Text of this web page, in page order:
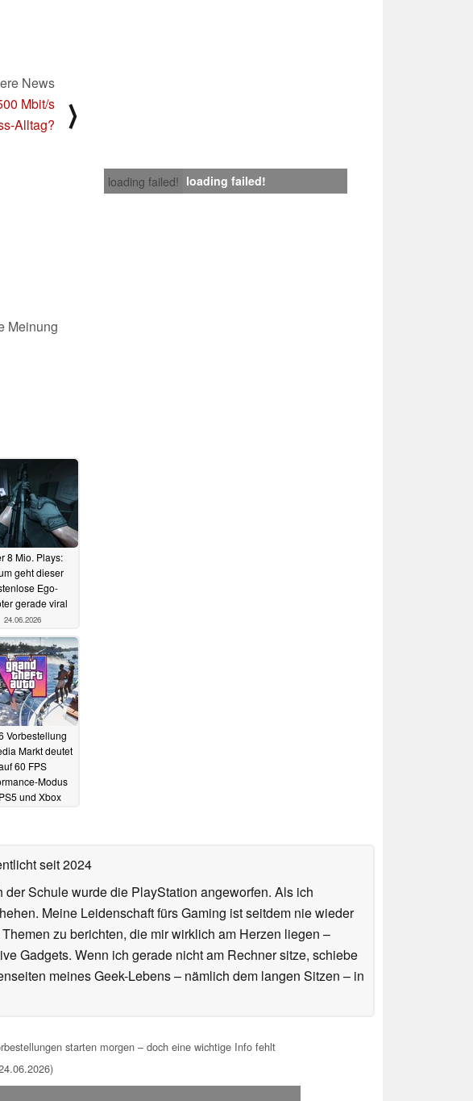
News
Mbit/s
Alltag?
⟩
loading failed! loading failed!
Meinung
8 Mio. Plays:
geht dieser
Ego-
gerade viral
24.06.2026
Vorbestellung
Markt deutet
60 FPS
Modus
und Xbox
seit 2024
Schule wurde die PlayStation angeworfen. Als ich
Meine Leidenschaft fürs Gaming ist seitdem nie wieder
zu berichten, die mir wirklich am Herzen liegen –
Gadgets. Wenn ich gerade nicht am Rechner sitze, schiebe
meines Geek-Lebens – nämlich dem langen Sitzen – in
starten morgen – doch eine wichtige Info fehlt